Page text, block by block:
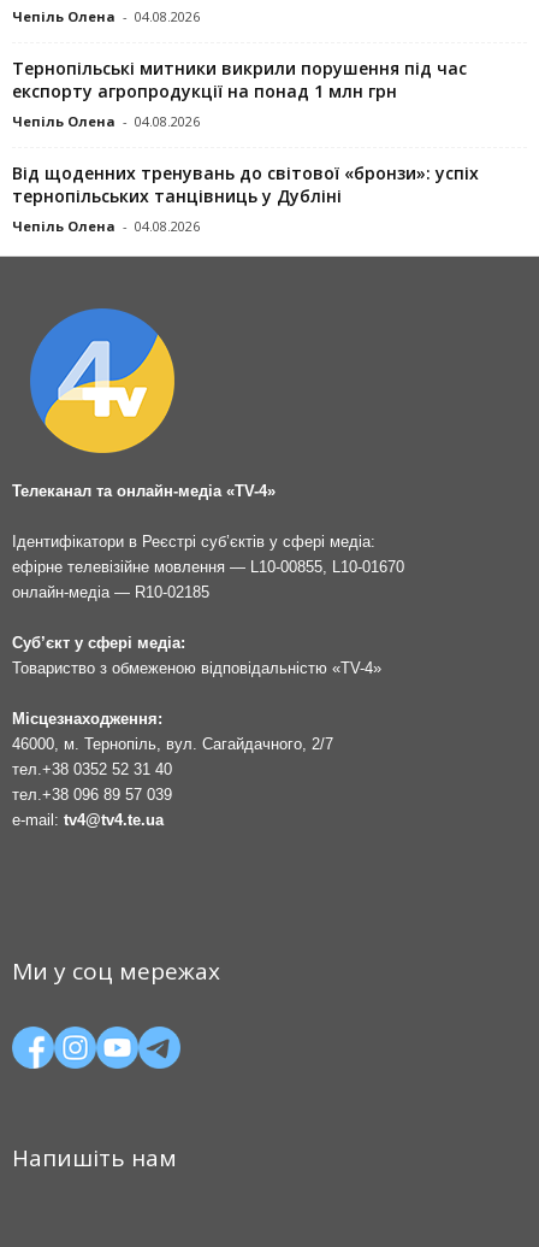
Чепіль Олена - 04.08.2026
Тернопільські митники викрили порушення під час
експорту агропродукції на понад 1 млн грн
Чепіль Олена - 04.08.2026
Від щоденних тренувань до світової «бронзи»: успіх
тернопільських танцівниць у Дубліні
Чепіль Олена - 04.08.2026
Телеканал та онлайн-медіа «TV-4»
Ідентифікатори в Реєстрі суб’єктів у сфері медіа:
ефірне телевізійне мовлення — L10-00855, L10-01670
онлайн-медіа — R10-02185
Суб’єкт у сфері медіа:
Товариство з обмеженою відповідальністю «TV-4»
Місцезнаходження:
46000, м. Тернопіль, вул. Сагайдачного, 2/7
тел. +38 0352 52 31 40
тел. +38 096 89 57 039
e-mail: tv4@tv4.te.ua
Ми у соц мережах
Напишіть нам